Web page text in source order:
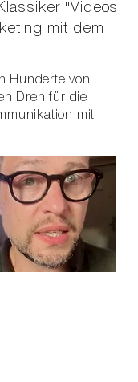
"Videos
mit dem
Hunderte von
Dreh für die
mit